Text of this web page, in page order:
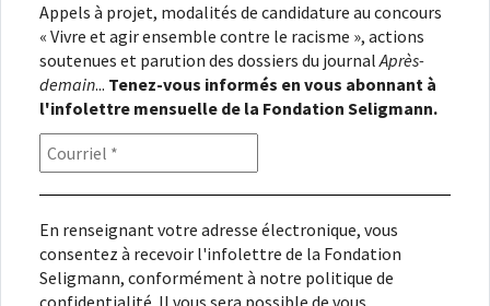
Appels à projet, modalités de candidature au concours
« Vivre et agir ensemble contre le racisme », actions
soutenues et parution des dossiers du journalAprès-
demain... Tenez-vous informés en vous abonnant à
l'infolettre mensuelle de la Fondation Seligmann.
En renseignant votre adresse électronique, vous
consentez à recevoir l'infolettre de la Fondation
Seligmann, conformément à notre politique de